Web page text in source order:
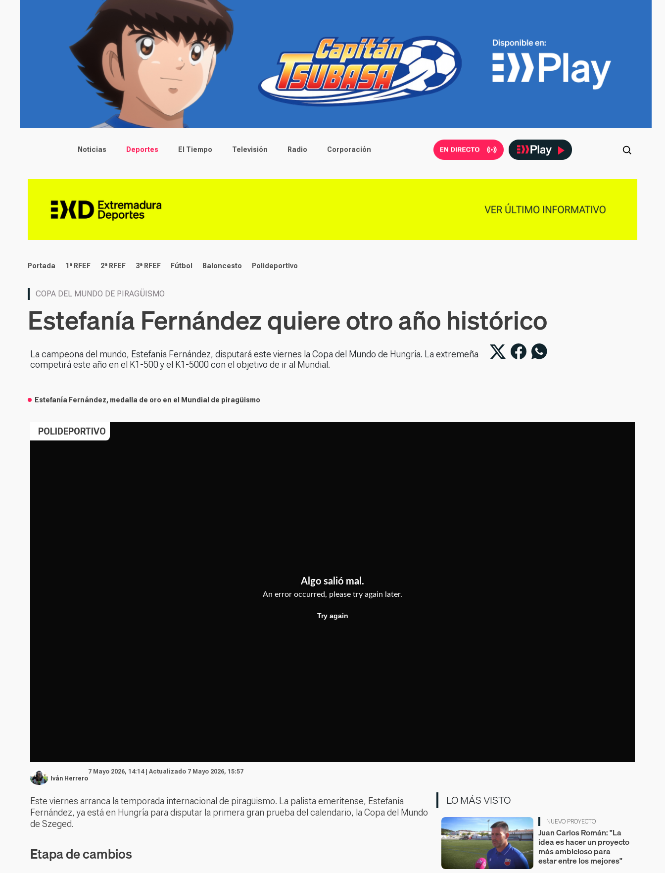
Main menu
Noticias Deportes El Tiempo Televisión Radio Corporación
deportes
Portada 1ª RFEF 2ª RFEF 3ª RFEF Fútbol Baloncesto Polideportivo
COPA DEL MUNDO DE PIRAGÜISMO
Estefanía Fernández quiere otro año histórico
La campeona del mundo, Estefanía Fernández, disputará este viernes la Copa del Mundo de Hungría. La extremeña
competirá este año en el K1-500 y el K1-5000 con el objetivo de ir al Mundial.
Estefanía Fernández, medalla de oro en el Mundial de piragüismo
POLIDEPORTIVO
Iván Herrero
7 Mayo 2026, 14:14 | Actualizado 7 Mayo 2026, 15:57
Este viernes arranca la temporada internacional de piragüismo. La palista emeritense, Estefanía
Fernández, ya está en Hungría para disputar la primera gran prueba del calendario, la Copa del Mundo
de Szeged.
Etapa de cambios
LO MÁS VISTO
NUEVO PROYECTO
Juan Carlos Román: "La
idea es hacer un proyecto
más ambicioso para
estar entre los mejores"